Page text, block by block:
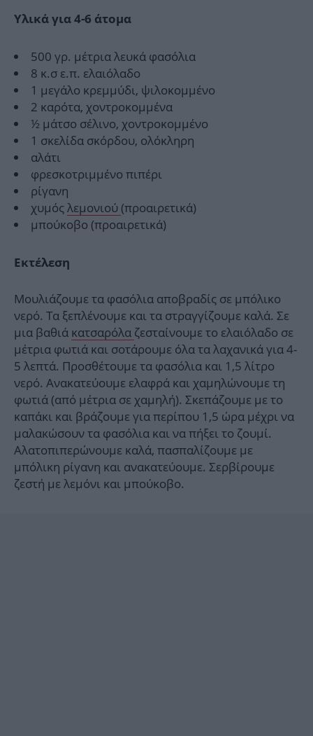
Υλικά για 4-6 άτομα
500 γρ. µέτρια λευκά φασόλια
8 κ.σ ε.π. ελαιόλαδο
1 µεγάλο κρεµµύδι, ψιλοκομμένο
2 καρότα, χοντροκομμένα
½ μάτσο σέλινο, χοντροκομμένο
1 σκελίδα σκόρδου, ολόκληρη
αλάτι
φρεσκοτριµµένο πιπέρι
ρίγανη
χυμόςλεμονιού (προαιρετικά)
μπούκοβο (προαιρετικά)
Εκτέλεση
Μουλιάζουμε τα φασόλια αποβραδίς σε μπόλικο
νερό. Τα ξεπλένουμε και τα στραγγίζουμε καλά. Σε
μια βαθιά κατσαρόλα ζεσταίνουμε το ελαιόλαδο σε
μέτρια φωτιά και σοτάρουμε όλα τα λαχανικά για 4-
5 λεπτά. Προσθέτουμε τα φασόλια και 1,5 λίτρο
νερό. Ανακατεύουμε ελαφρά και χαμηλώνουμε τη
φωτιά (από μέτρια σε χαμηλή). Σκεπάζουμε με το
καπάκι και βράζουμε για περίπου 1,5 ώρα μέχρι να
μαλακώσουν τα φασόλια και να πήξει το ζουμί.
Αλατοπιπερώνουμε καλά, πασπαλίζουμε με
μπόλικη ρίγανη και ανακατεύουμε. Σερβίρουμε
ζεστή με λεμόνι και μπούκοβο.